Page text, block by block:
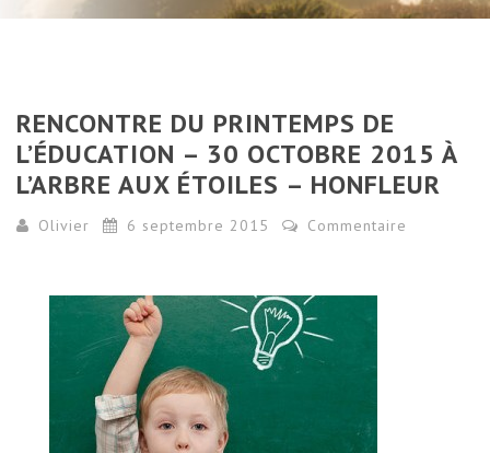
RENCONTRE DU PRINTEMPS DE
L’ÉDUCATION – 30 OCTOBRE 2015 À
L’ARBRE AUX ÉTOILES – HONFLEUR
Olivier 6 septembre 2015 Commentaire